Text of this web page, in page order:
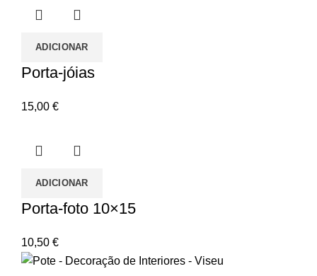
ADICIONAR
Porta-jóias
15,00 €
ADICIONAR
Porta-foto 10×15
10,50 €